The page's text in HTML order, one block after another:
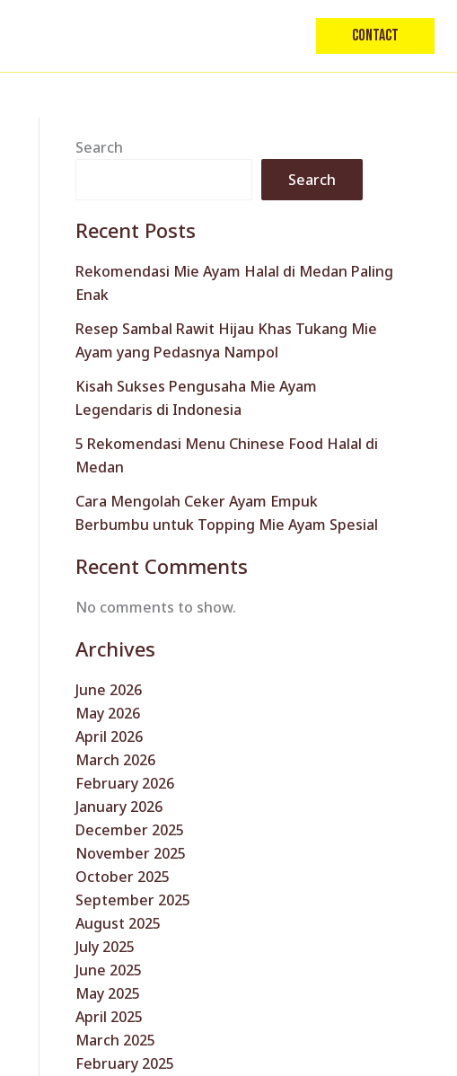
Contact
Search
Search
Recent Posts
Rekomendasi Mie Ayam Halal di Medan Paling
Enak
Resep Sambal Rawit Hijau Khas Tukang Mie
Ayam yang Pedasnya Nampol
Kisah Sukses Pengusaha Mie Ayam
Legendaris di Indonesia
5 Rekomendasi Menu Chinese Food Halal di
Medan
Cara Mengolah Ceker Ayam Empuk
Berbumbu untuk Topping Mie Ayam Spesial
Recent Comments
No comments to show.
Archives
June 2026
May 2026
April 2026
March 2026
February 2026
January 2026
December 2025
November 2025
October 2025
September 2025
August 2025
July 2025
June 2025
May 2025
April 2025
March 2025
February 2025